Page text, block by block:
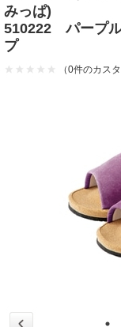
みっぱ)
510222 パープル
プ
（0件のカス